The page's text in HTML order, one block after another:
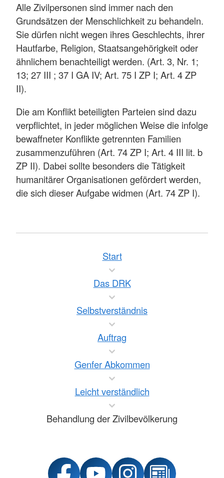
Alle Zivilpersonen sind immer nach den
Grundsätzen der Menschlichkeit zu behandeln.
Sie dürfen nicht wegen ihres Geschlechts, ihrer
Hautfarbe, Religion, Staatsangehörigkeit oder
ähnlichem benachteiligt werden. (Art. 3, Nr. 1;
13; 27 III ; 37 I GA IV; Art. 75 I ZP I; Art. 4 ZP
II).
Die am Konflikt beteiligten Parteien sind dazu
verpflichtet, in jeder möglichen Weise die infolge
bewaffneter Konflikte getrennten Familien
zusammenzuführen (Art. 74 ZP I; Art. 4 III lit. b
ZP II). Dabei sollte besonders die Tätigkeit
humanitärer Organisationen gefördert werden,
die sich dieser Aufgabe widmen (Art. 74 ZP I).
Start
Das DRK
Selbstverständnis
Auftrag
Genfer Abkommen
Leicht verständlich
Behandlung der Zivilbevölkerung